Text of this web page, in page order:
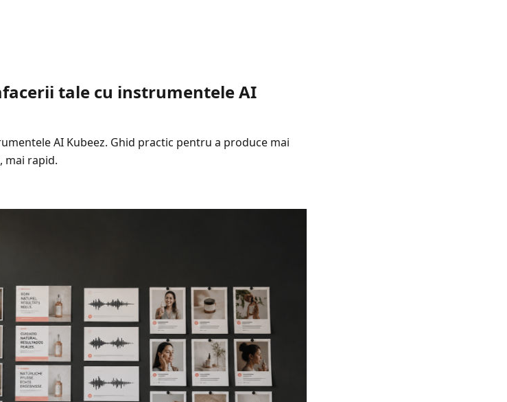
tale cu instrumentele AI
AI Kubeez. Ghid practic pentru a produce mai
mai rapid.